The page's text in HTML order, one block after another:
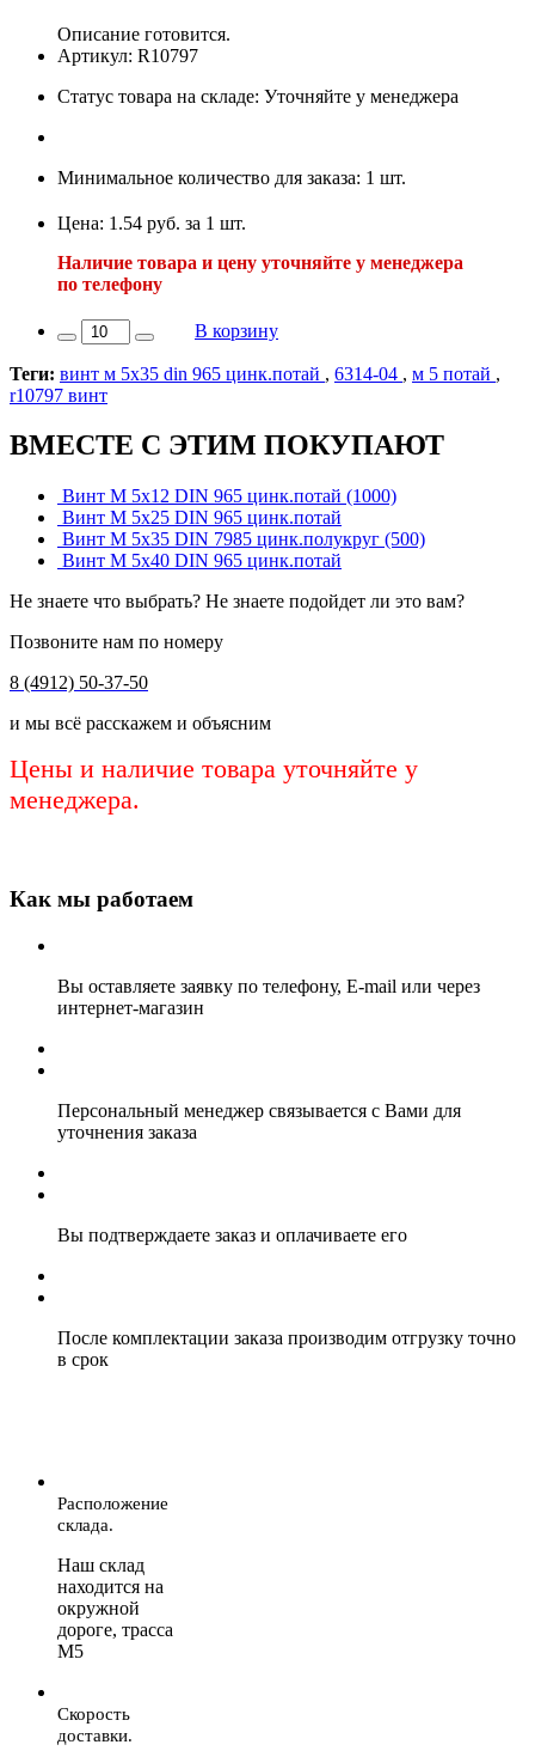
Описание готовится.
Артикул: R10797
Статус товара на складе: Уточняйте у менеджера
Минимальное количество для заказа: 1 шт.
Цена: 1.54 руб. за 1 шт.
Наличие товара и цену уточняйте у менеджера
по телефону
В корзину
Теги: винт м 5х35 din 965 цинк.потай , 6314-04 , м 5 потай ,
r10797 винт
ВМЕСТЕ С ЭТИМ ПОКУПАЮТ
Винт М 5х12 DIN 965 цинк.потай (1000)
Винт М 5х25 DIN 965 цинк.потай
Винт М 5х35 DIN 7985 цинк.полукруг (500)
Винт М 5х40 DIN 965 цинк.потай
Не знаете что выбрать? Не знаете подойдет ли это вам?
Позвоните нам по номеру
8 (4912) 50-37-50
и мы всё расскажем и объясним
Цены и наличие товара уточняйте у
менеджера.
Как мы работаем
Вы оставляете заявку по телефону, E-mail или через
интернет-магазин
Персональный менеджер связывается с Вами для
уточнения заказа
Вы подтверждаете заказ и оплачиваете его
После комплектации заказа производим отгрузку точно
в срок
Расположение
склада.
Наш склад
находится на
окружной
дороге, трасса
М5
Скорость
доставки.